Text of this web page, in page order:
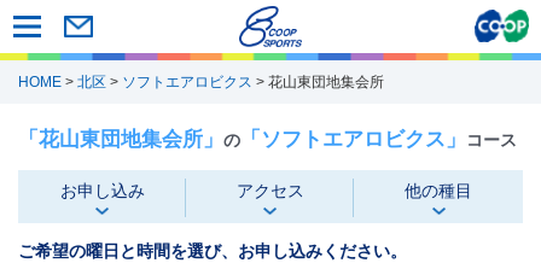
HOME > 北区 > ソフトエアロビクス > 花山東団地集会所
「花山東団地集会所」 の 「ソフトエアロビクス」 コース
お申し込み アクセス 他の種目
ご希望の曜日と時間を選び、お申し込みください。